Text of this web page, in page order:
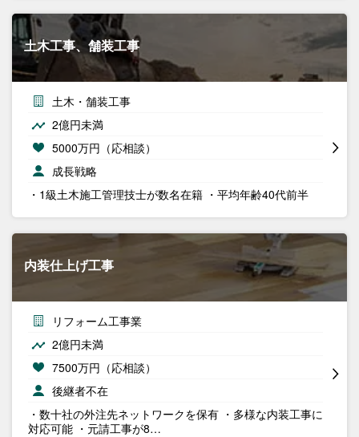
土木工事、舗装工事
土木・舗装工事
2億円未満
5000万円（応相談）
成長戦略
・1級土木施工管理技士が数名在籍 ・平均年齢40代前半
内装仕上げ工事
リフォーム工事業
2億円未満
7500万円（応相談）
後継者不在
・数十社の外注先ネットワークを保有 ・多様な内装工事に
対応可能 ・元請工事が8…